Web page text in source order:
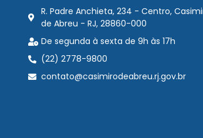
R. Padre Anchieta, 234 - Centro,
de Abreu - RJ, 28860-000
De segunda à sexta de 9h às 17h
(22) 2778-9800
contato@casimirodeabreu.rj.gov.br